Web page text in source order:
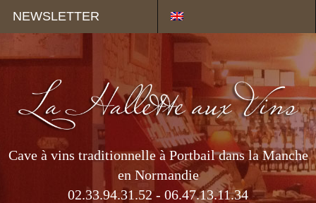
NEWSLETTER
Cave à vins traditionnelle à Portbail dans la Manche
en Normandie
02.33.94.31.52 - 06.47.13.11.34
Panneau de gestion des cookies